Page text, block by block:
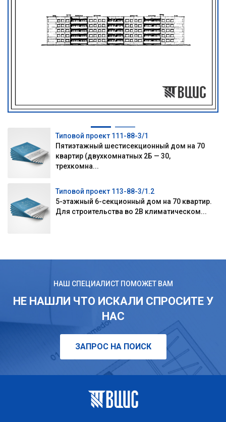
Типовой проект 111-88-3/1
Пятиэтажный шестисекционный дом на 70
квартир (двухкомнатных 2Б — 30,
трехкомна...
Типовой проект 113-88-3/1.2
5-этажный 6-секционный дом на 70 квартир.
Для строительства во 2В климатическом...
НАШ СПЕЦИАЛИСТ ПОМОЖЕТ ВАМ
НЕ НАШЛИ ЧТО ИСКАЛИ СПРОСИТЕ У
НАС
ЗАПРОС НА ПОИСК